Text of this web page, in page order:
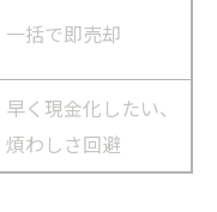
一括で即売却
早く現金化したい、
煩わしさ回避